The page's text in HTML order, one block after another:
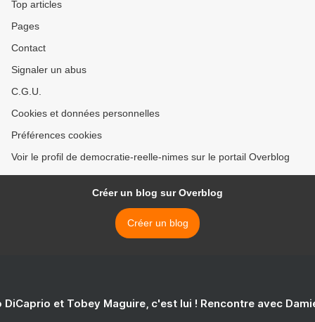
Top articles
Pages
Contact
Signaler un abus
C.G.U.
Cookies et données personnelles
Préférences cookies
Voir le profil de democratie-reelle-nimes sur le portail Overblog
Créer un blog sur Overblog
Créer un blog
DiCaprio et Tobey Maguire, c'est lui ! Rencontre avec